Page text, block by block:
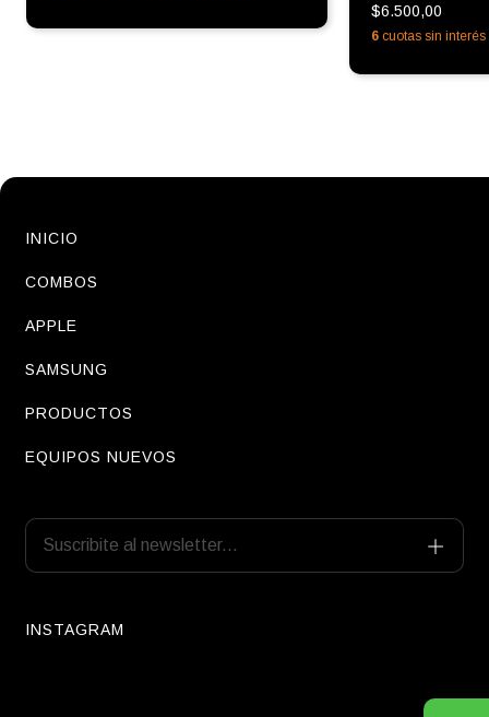
$6.500,00
6 cuotas sin
INICIO
COMBOS
APPLE
SAMSUNG
PRODUCTOS
EQUIPOS NUEVOS
INSTAGRAM